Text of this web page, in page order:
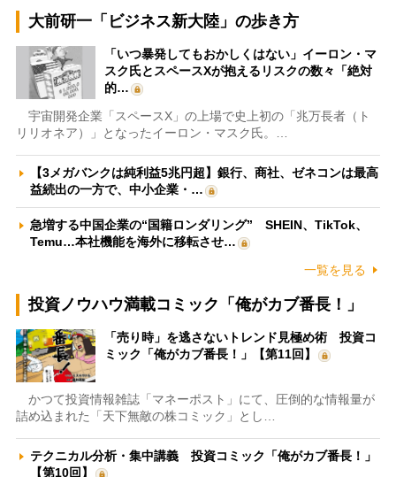
大前研一「ビジネス新大陸」の歩き方
「いつ暴発してもおかしくはない」イーロン・マ
スク氏とスペースXが抱えるリスクの数々「絶対
的…
宇宙開発企業「スペースX」の上場で史上初の「兆万長者（ト
リリオネア）」となったイーロン・マスク氏。…
【3メガバンクは純利益5兆円超】銀行、商社、ゼネコンは最高
益続出の一方で、中小企業・…
急増する中国企業の“国籍ロンダリング” SHEIN、TikTok、
Temu…本社機能を海外に移転させ…
一覧を見る
投資ノウハウ満載コミック「俺がカブ番長！」
「売り時」を逃さないトレンド見極め術 投資コ
ミック「俺がカブ番長！」【第11回】
かつて投資情報雑誌「マネーポスト」にて、圧倒的な情報量が
詰め込まれた「天下無敵の株コミック」とし…
テクニカル分析・集中講義 投資コミック「俺がカブ番長！」
【第10回】